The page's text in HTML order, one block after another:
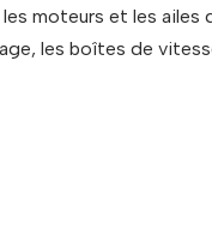
moteurs et les ailes
les boîtes de